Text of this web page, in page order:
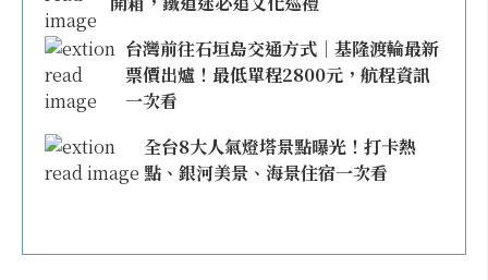
台灣前往石垣島交通方式｜基隆渡輪最新
票價出爐！最低單程2800元，航程資訊
一次看
全台8大人氣燈塔景點曝光！打卡熱
點、銀河美景、海景住宿一次看